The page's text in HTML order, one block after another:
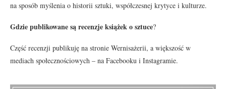
na sposób myślenia o historii sztuki, współczesnej krytyce i kulturze.
Gdzie publikowane są recenzje książek o sztuce?
Część recenzji publikuję na stronie Wernisażerii, a większość w
mediach społecznościowych – na Facebooku i Instagramie.